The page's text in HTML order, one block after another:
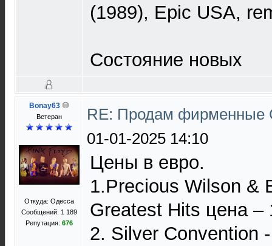
(1989), Epic USA,
Состояние новых
Bonay63
Ветеран
Откуда: Одесса
Сообщений: 1 189
Репутация: 676
RE: Продам фирменные
01-01-2025 14:10
Цены в евро.
1.Precious Wilson &
Greatest Hits цена –
2. Silver Convention